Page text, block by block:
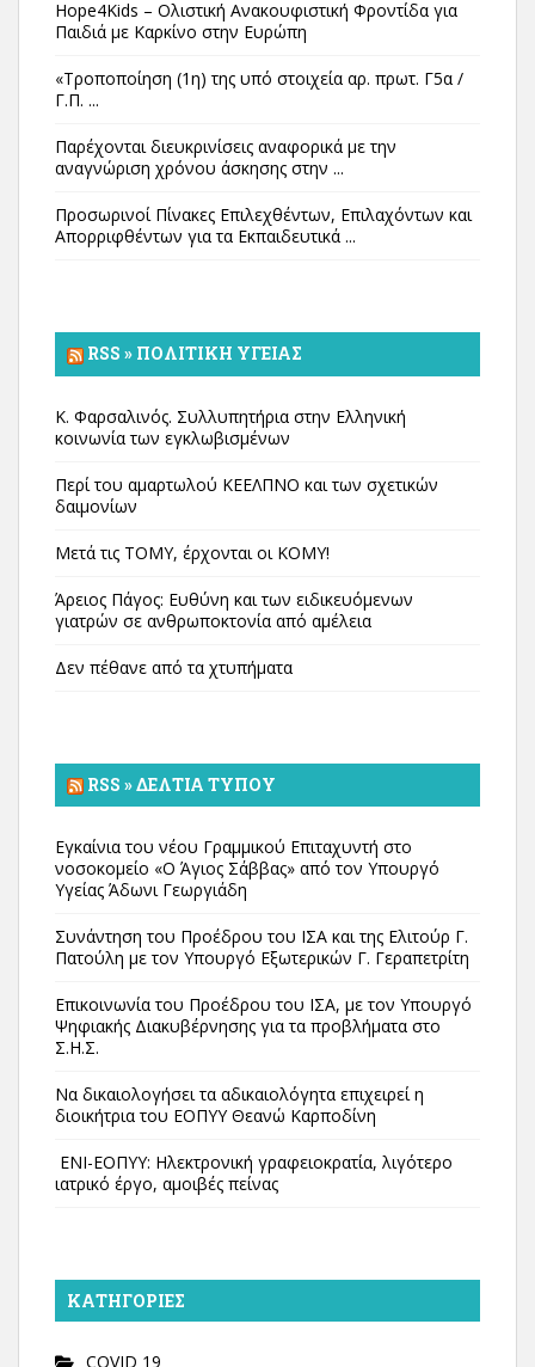
Hope4Kids – Ολιστική Ανακουφιστική Φροντίδα για
Παιδιά με Καρκίνο στην Ευρώπη
«Τροποποίηση (1η) της υπό στοιχεία αρ. πρωτ. Γ5α /
Γ.Π. ...
Παρέχονται διευκρινίσεις αναφορικά με την
αναγνώριση χρόνου άσκησης στην ...
Προσωρινοί Πίνακες Επιλεχθέντων, Επιλαχόντων και
Απορριφθέντων για τα Εκπαιδευτικά ...
RSS » ΠΟΛΙΤΙΚΉ ΥΓΕΊΑΣ
Κ. Φαρσαλινός. Συλλυπητήρια στην Ελληνική
κοινωνία των εγκλωβισμένων
Περί του αμαρτωλού ΚΕΕΛΠΝΟ και των σχετικών
δαιμονίων
Μετά τις ΤΟΜΥ, έρχονται οι ΚΟΜΥ!
Άρειος Πάγος: Ευθύνη και των ειδικευόμενων
γιατρών σε ανθρωποκτονία από αμέλεια
Δεν πέθανε από τα χτυπήματα
RSS » ΔΕΛΤΊΑ ΤΎΠΟΥ
Εγκαίνια του νέου Γραμμικού Επιταχυντή στο
νοσοκομείο «Ο Άγιος Σάββας» από τον Υπουργό
Υγείας Άδωνι Γεωργιάδη
Συνάντηση του Προέδρου του ΙΣΑ και της Ελιτούρ Γ.
Πατούλη με τον Υπουργό Εξωτερικών Γ. Γεραπετρίτη
Επικοινωνία του Προέδρου του ΙΣΑ, με τον Υπουργό
Ψηφιακής Διακυβέρνησης για τα προβλήματα στο
Σ.Η.Σ.
Να δικαιολογήσει τα αδικαιολόγητα επιχειρεί η
διοικήτρια του ΕΟΠΥΥ Θεανώ Καρποδίνη
ΕΝΙ-ΕΟΠΥΥ: Ηλεκτρονική γραφειοκρατία, λιγότερο
ιατρικό έργο, αμοιβές πείνας
KΑΤΗΓΟΡΊΕΣ
COVID 19